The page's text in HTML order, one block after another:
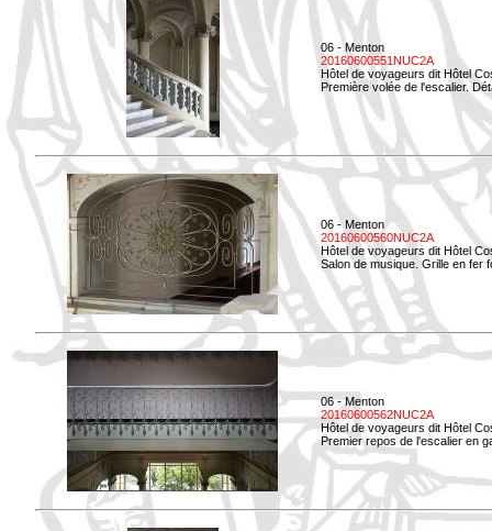
06 - Menton
20160600551NUC2A
Hôtel de voyageurs dit Hôtel
Première volée de l'escalier.
06 - Menton
20160600560NUC2A
Hôtel de voyageurs dit Hôtel
Salon de musique. Grille en fer
06 - Menton
20160600562NUC2A
Hôtel de voyageurs dit Hôtel
Premier repos de l'escalier en